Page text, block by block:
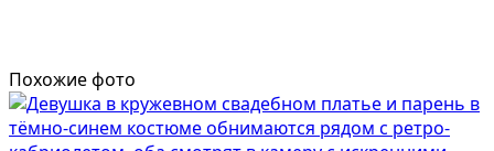
Похожие фото